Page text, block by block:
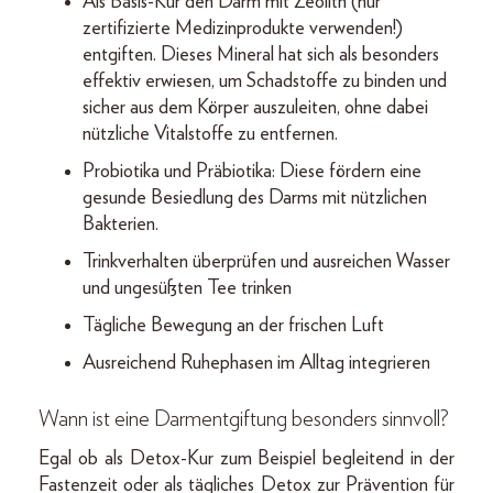
zertifizierte Medizinprodukte verwenden!)
entgiften. Dieses Mineral hat sich als besonders
effektiv erwiesen, um Schadstoffe zu binden und
sicher aus dem Körper auszuleiten, ohne dabei
nützliche Vitalstoffe zu entfernen.
Probiotika und Präbiotika: Diese fördern eine
gesunde Besiedlung des Darms mit nützlichen
Bakterien.
Trinkverhalten überprüfen und ausreichen Wasser
und ungesüßten Tee trinken
Tägliche Bewegung an der frischen Luft
Ausreichend Ruhephasen im Alltag integrieren
Wann ist eine Darmentgiftung besonders sinnvoll?
Egal ob als Detox-Kur zum Beispiel begleitend in der
Fastenzeit oder als tägliches Detox zur Prävention für